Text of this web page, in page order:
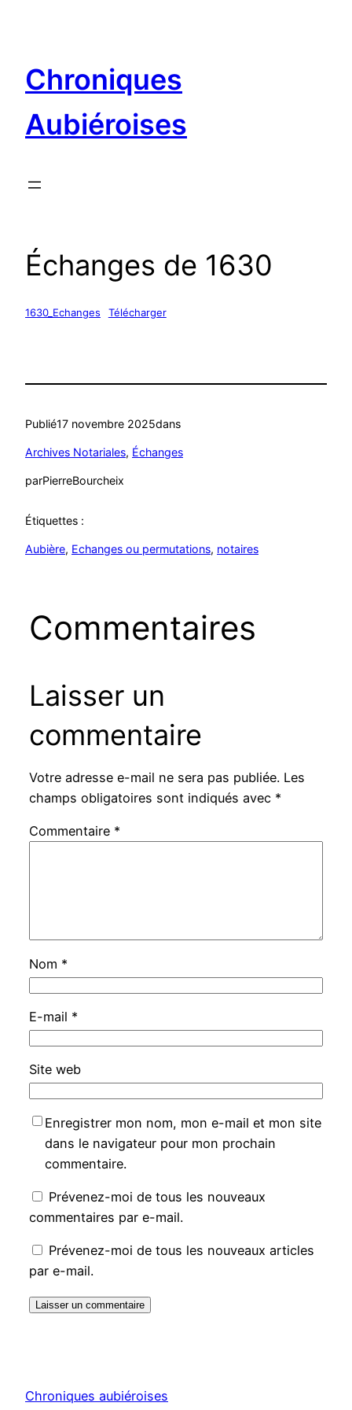
Chroniques
Aubiéroises
Échanges de 1630
1630_Echanges Télécharger
Publié17 novembre 2025dans
Archives Notariales, Échanges
parPierreBourcheix
Étiquettes :
Aubière, Echanges ou permutations, notaires
Commentaires
Laisser un
commentaire
Votre adresse e-mail ne sera pas publiée. Les
champs obligatoires sont indiqués avec *
Commentaire *
Nom *
E-mail *
Site web
Enregistrer mon nom, mon e-mail et mon site
dans le navigateur pour mon prochain
commentaire.
Prévenez-moi de tous les nouveaux
commentaires par e-mail.
Prévenez-moi de tous les nouveaux articles
par e-mail.
Chroniques aubiéroises